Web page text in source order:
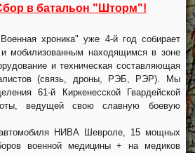
в батальон "Шторм"!
хроника" уже 4-й год собирает
мобилизованным находящимся в зоне
и техническая составляющая
(связь, дроны, РЭБ, РЭР). Мы
61-й Киркенесской Гвардейской
ведущей свою славную боевую
НИВА Шевроле, 15 мощных
военной медицины + на медиков